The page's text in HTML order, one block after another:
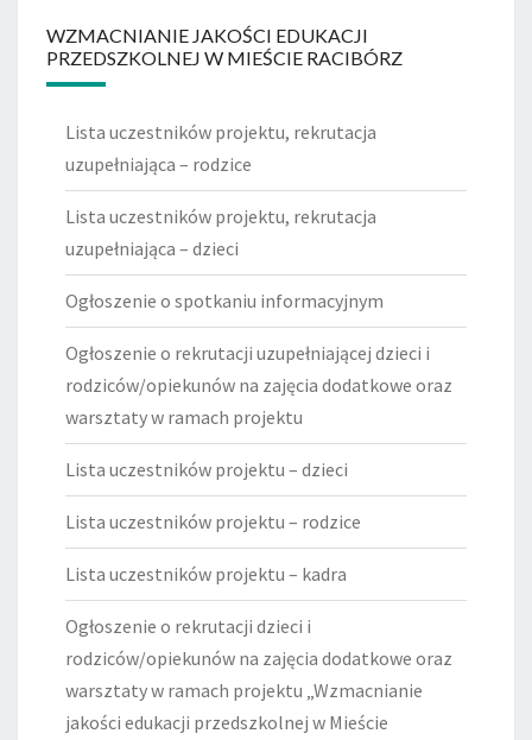
WZMACNIANIE JAKOŚCI EDUKACJI
PRZEDSZKOLNEJ W MIEŚCIE RACIBÓRZ
Lista uczestników projektu, rekrutacja
uzupełniająca – rodzice
Lista uczestników projektu, rekrutacja
uzupełniająca – dzieci
Ogłoszenie o spotkaniu informacyjnym
Ogłoszenie o rekrutacji uzupełniającej dzieci i
rodziców/opiekunów na zajęcia dodatkowe oraz
warsztaty w ramach projektu
Lista uczestników projektu – dzieci
Lista uczestników projektu – rodzice
Lista uczestników projektu – kadra
Ogłoszenie o rekrutacji dzieci i
rodziców/opiekunów na zajęcia dodatkowe oraz
warsztaty w ramach projektu „Wzmacnianie
jakości edukacji przedszkolnej w Mieście